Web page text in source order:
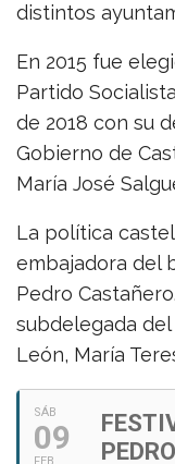
distintos
En 2015 fue
Partido
de 2018 con su
Gobierno de
María José
La política
embajadora del
Pedro
subdelegada
León, María
SÁB
09